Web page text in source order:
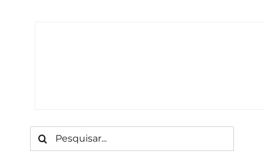
Buscar
resultados